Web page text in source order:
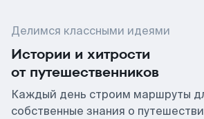
Делимся классными идеями
Истории и хитрости
от путешественников
Каждый день строим маршруты
собственные знания о